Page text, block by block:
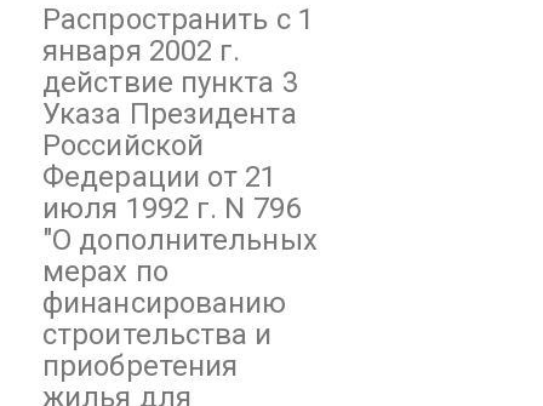
Распространить с 1
января 2002 г.
действие пункта 3
Указа Президента
Российской
Федерации от 21
июля 1992 г. N 796
"О дополнительных
мерах по
финансированию
строительства и
приобретения
жилья для